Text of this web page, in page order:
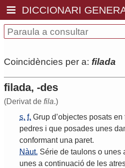
DICCIONARI
Coincidències per a: filada
filada, -des
(Derivat de fila.)
s. f. Grup d’objectes posats en
pedres i que posades unes
conformant una paret.
Nàut. Série de taulons o unes
unes a continuació de les